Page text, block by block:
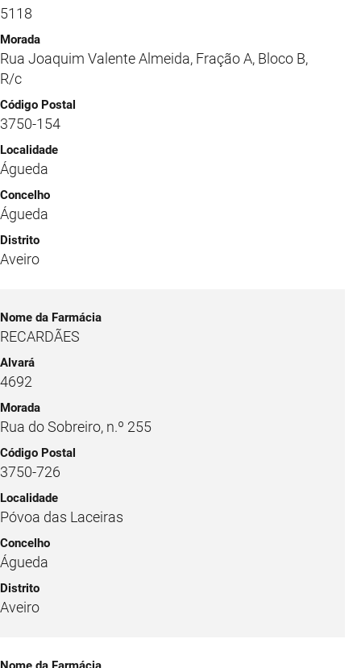
5118
Rua Joaquim Valente Almeida, Fração A, Bloco B,
R/c
3750-154
Águeda
Águeda
Aveiro
RECARDÃES
4692
Rua do Sobreiro, n.º 255
3750-726
Póvoa das Laceiras
Águeda
Aveiro